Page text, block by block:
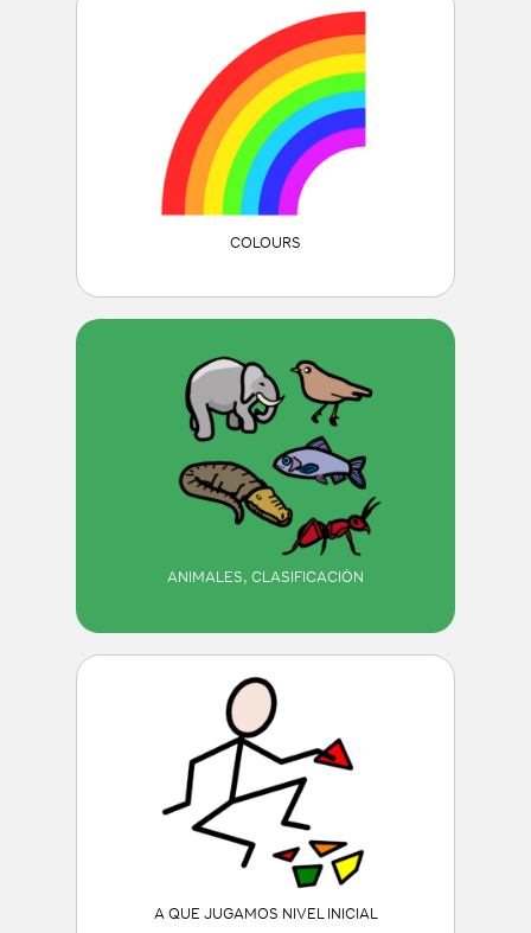
COLOURS
ANIMALES, CLASIFICACIÓN
A QUE JUGAMOS NIVEL INICIAL